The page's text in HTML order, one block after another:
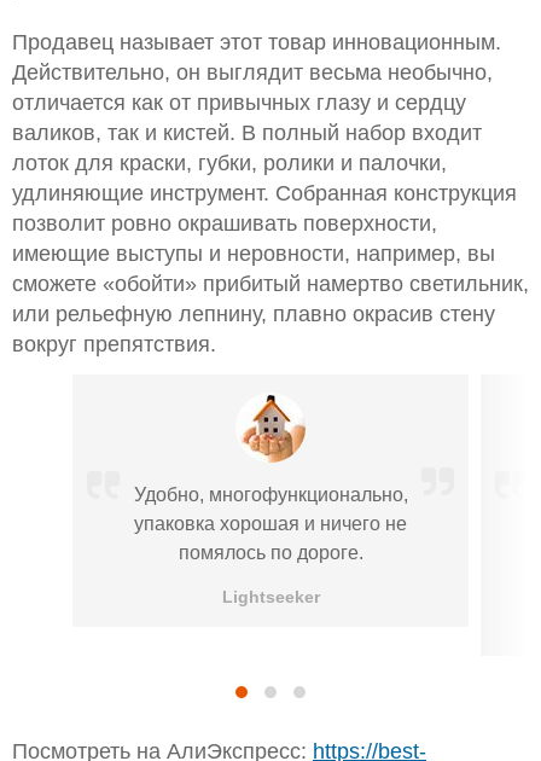
Продавец называет этот товар инновационным.
Действительно, он выглядит весьма необычно,
отличается как от привычных глазу и сердцу
валиков, так и кистей. В полный набор входит
лоток для краски, губки, ролики и палочки,
удлиняющие инструмент. Собранная конструкция
позволит ровно окрашивать поверхности,
имеющие выступы и неровности, например, вы
сможете «обойти» прибитый намертво светильник,
или рельефную лепнину, плавно окрасив стену
вокруг препятствия.
Удобно, многофункционально,
упаковка хорошая и ничего не
помялось по дороге.
Lightseeker
Посмотреть на АлиЭкспресс: https://best-